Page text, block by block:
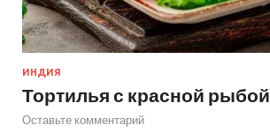
ИНДИЯ
Тортилья с красной рыбой
Оставьте комментарий